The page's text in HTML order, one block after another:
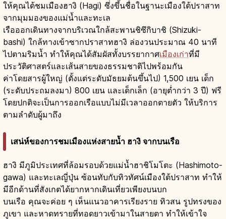
ให้คุณได้ชมเมืองฮางิ (Hagi) ซึ่งขึ้นชื่อในฐานะเมืองใต้ปราสาท
จากมุมมองของแม่น้ำและทะเล
เรือออกเดินทางจากบริเวณใกล้สะพานชิซึกิบาชิ (Shizuki-
bashi) ใกล้ทางเข้าซากปราสาทฮางิ ล่องวนประมาณ 40 นาที
ไปตามริมน้ำ ทำให้คุณได้สัมผัสทั้งบรรยากาศเมืองเก่าที่มี
ประวัติศาสตร์และเส้นสายของธรรมชาติไปพร้อมกัน
ค่าโดยสารผู้ใหญ่ (ตั้งแต่ระดับมัธยมต้นขึ้นไป) 1,500 เยน เด็ก
(ระดับประถมลงมา) 800 เยน และเด็กเล็ก (อายุต่ำกว่า 3 ปี) ฟรี
โดยปกติจะเป็นการออกเรือแบบไม่มีเวลาออกตายตัว ให้บริการ
ตามลำดับผู้มาถึง
เสน่ห์ของการชมเมืองแห่งสายน้ำ ฮางิ จากบนเรือ
ฮางิ มีภูมิประเทศที่ล้อมรอบด้วยแม่น้ำฮาชิโมโตะ (Hashimoto-
gawa) และทะเลญี่ปุ่น ซ้อนทับกับทิวทัศน์เมืองใต้ปราสาท ทำให้
มีอีกด้านที่สังเกตได้ยากหากเดินเที่ยวเพียงบนบก
บนเรือ คุณจะค่อย ๆ เห็นแนวอาคารเรียงราย ทิวสน รูปทรงของ
ภูเขา และหาดทรายที่ทอดยาวเข้ามาในสายตา ทำให้เข้าใจ